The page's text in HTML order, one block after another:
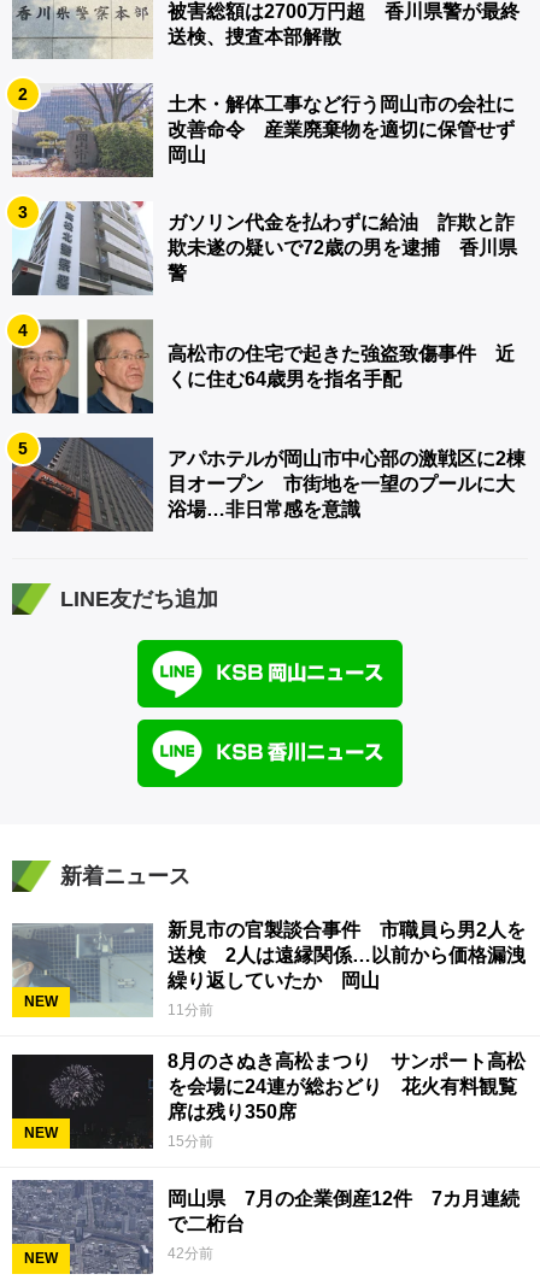
被害総額は2700万円超 香川県警が最終
送検、捜査本部解散
2
土木・解体工事など行う岡山市の会社に
改善命令 産業廃棄物を適切に保管せず
岡山
3
ガソリン代金を払わずに給油 詐欺と詐
欺未遂の疑いで72歳の男を逮捕 香川県
警
4
高松市の住宅で起きた強盗致傷事件 近
くに住む64歳男を指名手配
5
アパホテルが岡山市中心部の激戦区に2棟
目オープン 市街地を一望のプールに大
浴場…非日常感を意識
LINE友だち追加
新着ニュース
NEW
新見市の官製談合事件 市職員ら男2人を
送検 2人は遠縁関係…以前から価格漏洩
繰り返していたか 岡山
11分前
NEW
8月のさぬき高松まつり サンポート高松
を会場に24連が総おどり 花火有料観覧
席は残り350席
15分前
NEW
岡山県 7月の企業倒産12件 7カ月連続
で二桁台
42分前